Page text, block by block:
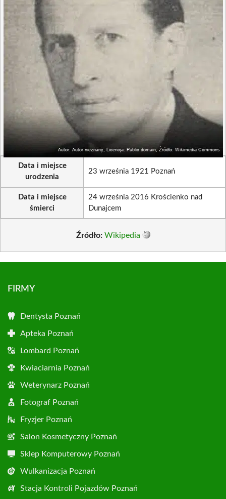
Data i miejsce
urodzenia
23 września 1921 Poznań
Data i miejsce
śmierci
24 września 2016 Krościenko nad
Dunajcem
Źródło: Wikipedia
FIRMY
Dentysta Poznań
Apteka Poznań
Lombard Poznań
Kwiaciarnia Poznań
Weterynarz Poznań
Fotograf Poznań
Fryzjer Poznań
Salon Kosmetyczny Poznań
Sklep Komputerowy Poznań
Wulkanizacja Poznań
Stacja Kontroli Pojazdów Poznań